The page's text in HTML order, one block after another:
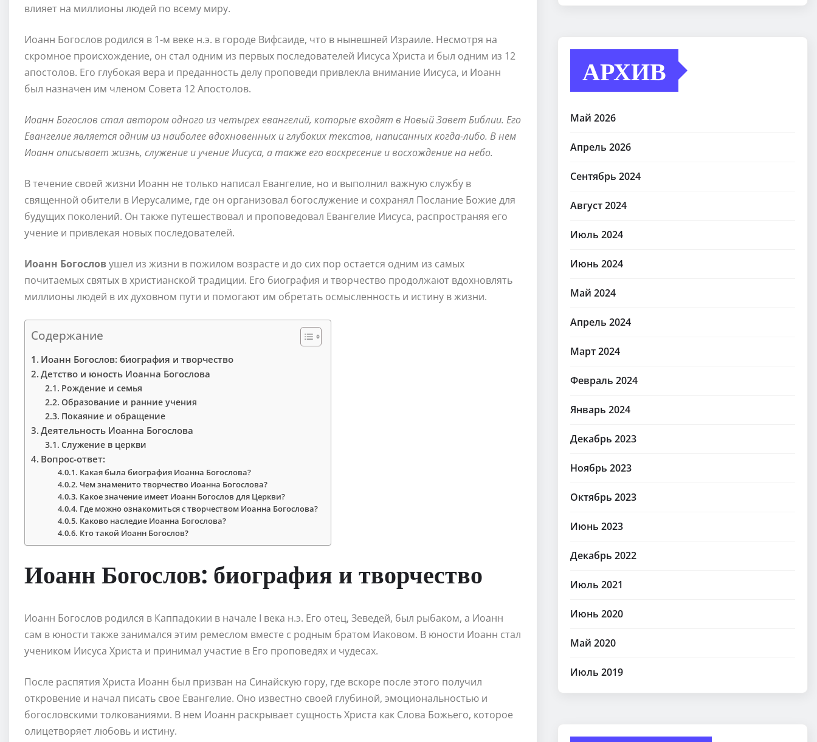
влияет на миллионы людей по всему миру.
Иоанн Богослов родился в 1-м веке н.э. в городе Вифсаиде, что в нынешней Израиле. Несмотря на
скромное происхождение, он стал одним из первых последователей Иисуса Христа и был одним из 12
апостолов. Его глубокая вера и преданность делу проповеди привлекла внимание Иисуса, и Иоанн
был назначен им членом Совета 12 Апостолов.
Иоанн Богослов стал автором одного из четырех евангелий, которые входят в Новый Завет Библии. Его
Евангелие является одним из наиболее вдохновенных и глубоких текстов, написанных когда-либо. В нем
Иоанн описывает жизнь, служение и учение Иисуса, а также его воскресение и восхождение на небо.
В течение своей жизни Иоанн не только написал Евангелие, но и выполнил важную службу в
священной обители в Иерусалиме, где он организовал богослужение и сохранял Послание Божие для
будущих поколений. Он также путешествовал и проповедовал Евангелие Иисуса, распространяя его
учение и привлекая новых последователей.
Иоанн Богословушел из жизни в пожилом возрасте и до сих пор остается одним из самых
почитаемых святых в христианской традиции. Его биография и творчество продолжают вдохновлять
миллионы людей в их духовном пути и помогают им обретать осмысленность и истину в жизни.
Содержание
Иоанн Богослов: биография и творчество
Детство и юность Иоанна Богослова
Рождение и семья
Образование и ранние учения
Покаяние и обращение
Деятельность Иоанна Богослова
Служение в церкви
Вопрос-ответ:
Какая была биография Иоанна Богослова?
Чем знаменито творчество Иоанна Богослова?
Какое значение имеет Иоанн Богослов для Церкви?
Где можно ознакомиться с творчеством Иоанна Богослова?
Каково наследие Иоанна Богослова?
Кто такой Иоанн Богослов?
Иоанн Богослов: биография и творчество
Иоанн Богослов родился в Каппадокии в начале I века н.э. Его отец, Зеведей, был рыбаком, а Иоанн
сам в юности также занимался этим ремеслом вместе с родным братом Иаковом. В юности Иоанн стал
учеником Иисуса Христа и принимал участие в Его проповедях и чудесах.
После распятия Христа Иоанн был призван на Синайскую гору, где вскоре после этого получил
откровение и начал писать свое Евангелие. Оно известно своей глубиной, эмоциональностью и
богословскими толкованиями. В нем Иоанн раскрывает сущность Христа как Слова Божьего, которое
олицетворяет любовь и истину.
АРХИВ
Май 2026
Апрель 2026
Сентябрь 2024
Август 2024
Июль 2024
Июнь 2024
Май 2024
Апрель 2024
Март 2024
Февраль 2024
Январь 2024
Декабрь 2023
Ноябрь 2023
Октябрь 2023
Июнь 2023
Декабрь 2022
Июль 2021
Июнь 2020
Май 2020
Июль 2019